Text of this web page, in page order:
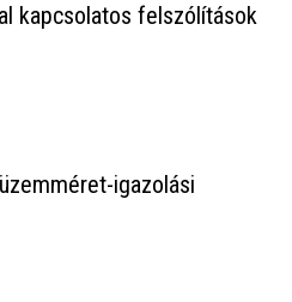
kapcsolatos felszólítások
igazolási